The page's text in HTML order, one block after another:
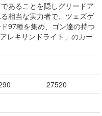
あることを隠しグリードア
相当な実力者で、ツェズゲ
97種を集め、ゴン達の持つ
レキサンドライト」のカー
27520